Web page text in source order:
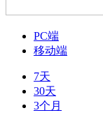
PC端
移动端
7天
30天
3个月